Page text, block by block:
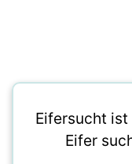
Eifersucht
Eifer